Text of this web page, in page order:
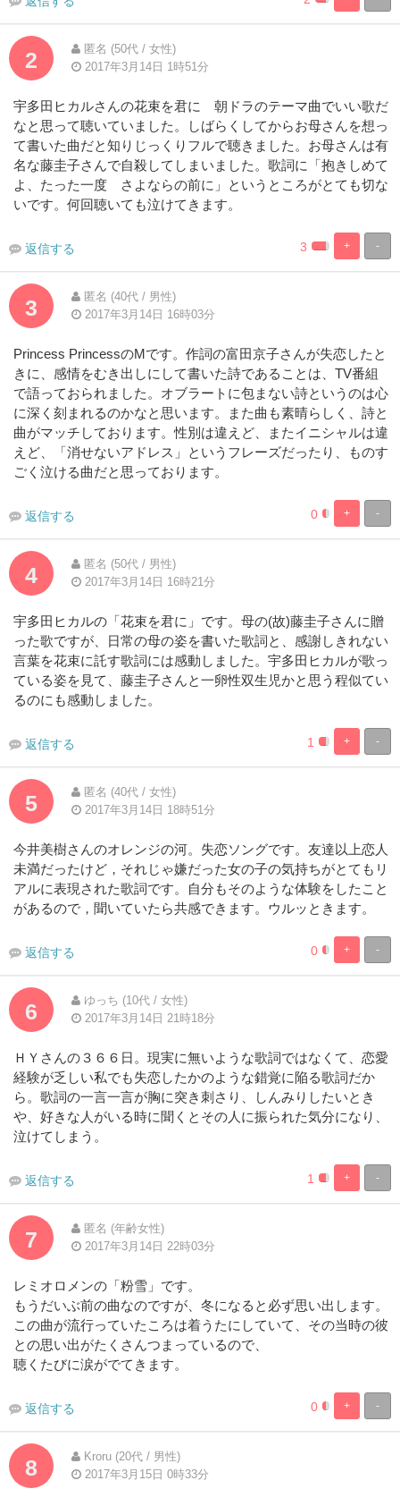
2
匿名 (50代 / 女性)
2017年3月14日 1時51分
宇多田ヒカルさんの花束を君に 朝ドラのテーマ曲でいい歌だ
なと思って聴いていました。しばらくしてからお母さんを想っ
て書いた曲だと知りじっくりフルで聴きました。お母さんは有
名な藤圭子さんで自殺してしまいました。歌詞に「抱きしめて
よ、たった一度 さよならの前に」というところがとても切な
いです。何回聴いても泣けてきます。
-
+
3
返信する
3
匿名 (40代 / 男性)
2017年3月14日 16時03分
Princess PrincessのMです。作詞の富田京子さんが失恋したと
きに、感情をむき出しにして書いた詩であることは、TV番組
で語っておられました。オブラートに包まない詩というのは心
に深く刻まれるのかなと思います。また曲も素晴らしく、詩と
曲がマッチしております。性別は違えど、またイニシャルは違
えど、「消せないアドレス」というフレーズだったり、ものす
ごく泣ける曲だと思っております。
-
+
0
返信する
4
匿名 (50代 / 男性)
2017年3月14日 16時21分
宇多田ヒカルの「花束を君に」です。母の(故)藤圭子さんに贈
った歌ですが、日常の母の姿を書いた歌詞と、感謝しきれない
言葉を花束に託す歌詞には感動しました。宇多田ヒカルが歌っ
ている姿を見て、藤圭子さんと一卵性双生児かと思う程似てい
るのにも感動しました。
-
+
1
返信する
5
匿名 (40代 / 女性)
2017年3月14日 18時51分
今井美樹さんのオレンジの河。失恋ソングです。友達以上恋人
未満だったけど，それじゃ嫌だった女の子の気持ちがとてもリ
アルに表現された歌詞です。自分もそのような体験をしたこと
があるので，聞いていたら共感できます。ウルッときます。
-
+
0
返信する
6
ゆっち (10代 / 女性)
2017年3月14日 21時18分
ＨＹさんの３６６日。現実に無いような歌詞ではなくて、恋愛
経験が乏しい私でも失恋したかのような錯覚に陥る歌詞だか
ら。歌詞の一言一言が胸に突き刺さり、しんみりしたいとき
や、好きな人がいる時に聞くとその人に振られた気分になり、
泣けてしまう。
-
+
1
返信する
7
匿名 (年齢女性)
2017年3月14日 22時03分
レミオロメンの「粉雪」です。
もうだいぶ前の曲なのですが、冬になると必ず思い出します。
この曲が流行っていたころは着うたにしていて、その当時の彼
との思い出がたくさんつまっているので、
聴くたびに涙がでてきます。
-
+
0
返信する
8
Kroru (20代 / 男性)
2017年3月15日 0時33分